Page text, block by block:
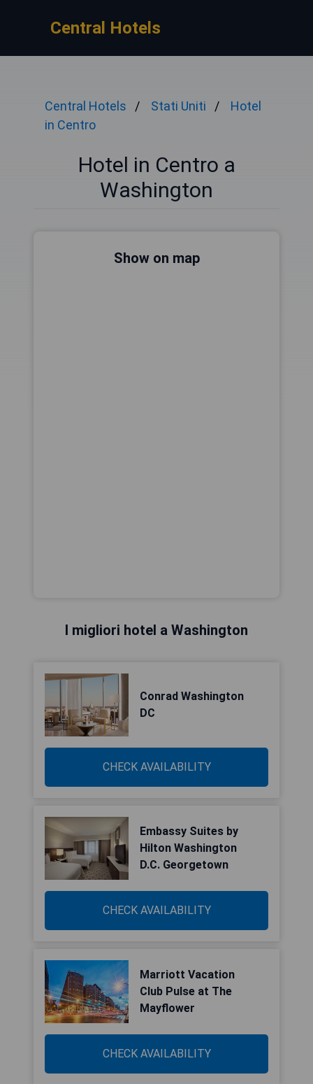
Central Hotels
Central Hotels Stati Uniti
Hotel
in Centro
Hotel in Centro a
Washington
Show on map
I migliori hotel a Washington
Conrad Washington
DC
CHECK AVAILABILITY
Embassy Suites by
Hilton Washington
D.C. Georgetown
CHECK AVAILABILITY
Marriott Vacation
Club Pulse at The
Mayflower
CHECK AVAILABILITY